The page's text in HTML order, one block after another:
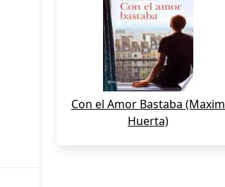
Con el Amor Bastaba (Maxim
Huerta)